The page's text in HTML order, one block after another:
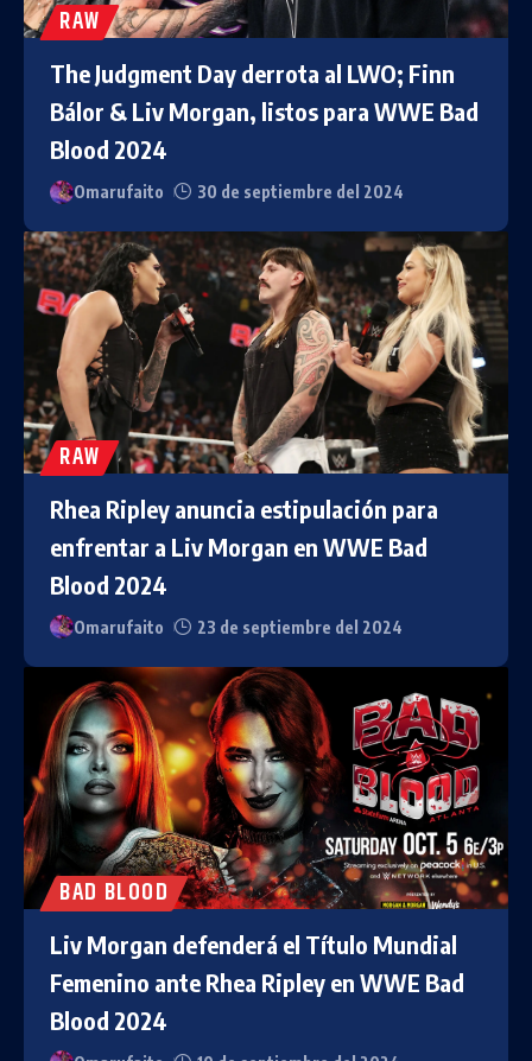
RAW
The Judgment Day derrota al LWO; Finn
Bálor & Liv Morgan, listos para WWE Bad
Blood 2024
Omarufaito 30 de septiembre del 2024
RAW
Rhea Ripley anuncia estipulación para
enfrentar a Liv Morgan en WWE Bad
Blood 2024
Omarufaito 23 de septiembre del 2024
BAD BLOOD
Liv Morgan defenderá el Título Mundial
Femenino ante Rhea Ripley en WWE Bad
Blood 2024